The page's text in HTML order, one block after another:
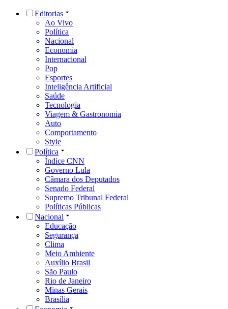
Editorias
Ao Vivo
Política
Nacional
Economia
Internacional
Pop
Esportes
Inteligência Artificial
Saúde
Tecnologia
Viagem & Gastronomia
Auto
Comportamento
Style
Política
Índice CNN
Governo Lula
Câmara dos Deputados
Senado Federal
Supremo Tribunal Federal
Políticas Públicas
Nacional
Educação
Segurança
Clima
Meio Ambiente
Auxílio Brasil
São Paulo
Rio de Janeiro
Minas Gerais
Brasília